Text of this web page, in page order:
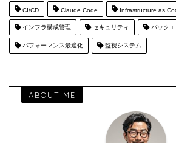
CI/CD Claude Code Infrastructure as
インフラ構成管理 セキュリティ バックエ
パフォーマンス最適化 監視システム
ABOUT ME